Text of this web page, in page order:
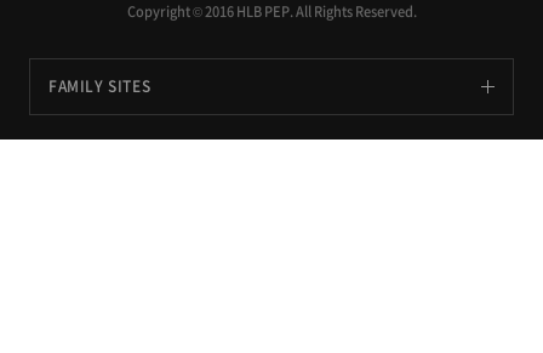
Copyright © 2016 HLB PEP. All Rights Reserved.
FAMILY SITES